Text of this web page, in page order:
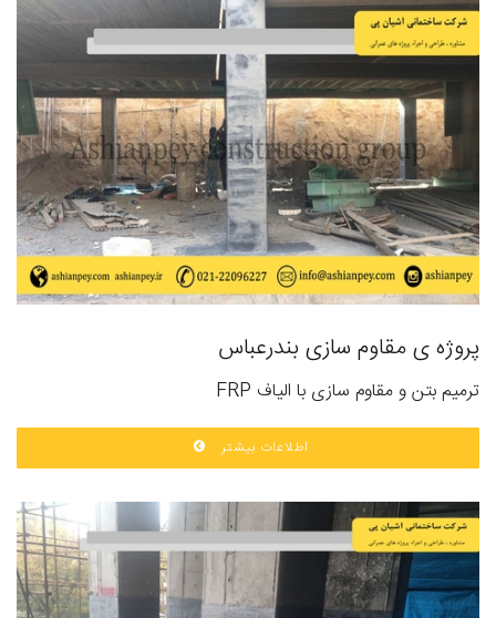
پروژه ی مقاوم سازی بندرعباس
ترمیم بتن و مقاوم سازی با الیاف FRP
اطلاعات بیشتر